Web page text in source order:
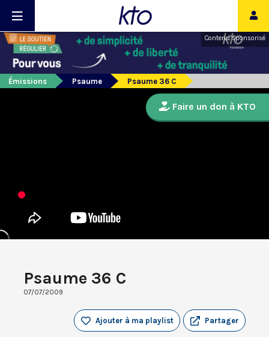
Contenu sponsorisé
Émissions Psaume Psaume 36 C
Psaume 36 C
07/07/2009
Partager
Ajouter à ma playlist
Faire un don à KTO